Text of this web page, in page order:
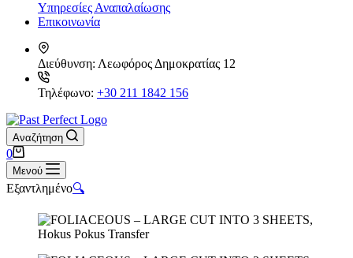
Υπηρεσίες Αναπαλαίωσης
Επικοινωνία
Διεύθυνση: Λεωφόρος Δημοκρατίας 12
Τηλέφωνο: +30 211 1842 156
Αναζήτηση
Καλάθι
Αγορών
0
Μενού
Εξαντλημένο🔍